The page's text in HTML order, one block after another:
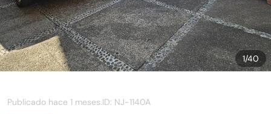
1/40
Publicado hace 1 meses.ID: NJ-1140A